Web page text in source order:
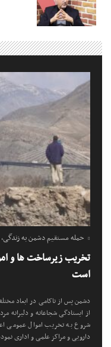
حمله مستقیم دشمن به
تخریب زیرساخت ها و
است
دشمن پس از ناکامی در ابعاد
از ایستادگی شجاعانه و دلیرانه
شروع به تخریب اموال عمومی
دارویی و مراکز علمی و اداری